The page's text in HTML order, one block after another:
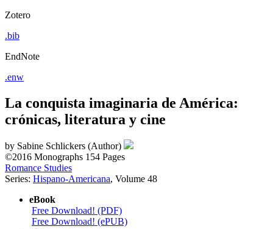
Zotero
.bib
EndNote
.enw
La conquista imaginaria de América:
crónicas, literatura y cine
by Sabine Schlickers (Author)
©2016 Monographs 154 Pages
Romance Studies
Series: Hispano-Americana, Volume 48
eBook
Free Download! (PDF)
Free Download! (ePUB)